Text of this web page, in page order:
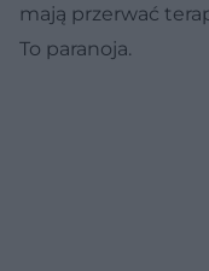
mają przerwać
To paranoja.